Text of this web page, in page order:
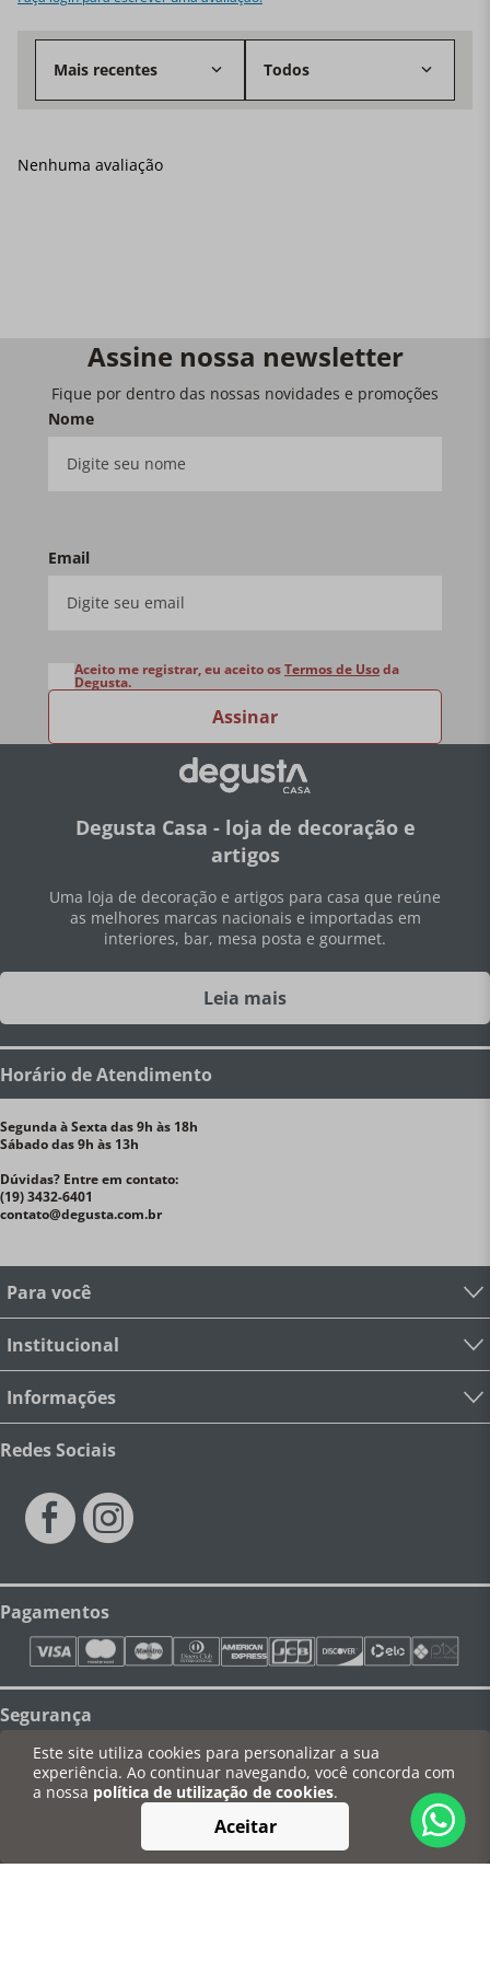
Este site utiliza cookies para personalizar a sua
experiência. Ao continuar navegando, você concorda com
a nossa política de utilização de cookies.
Aceitar
Mais recentes Todos
Nenhuma avaliação
Assine nossa newsletter
Fique por dentro das nossas novidades e promoções
Nome
Email
Assinar
Aceito me registrar, eu aceito osTermos de Usoda
Degusta.
Degusta Casa - loja de decoração e
artigos
Uma loja de decoração e artigos para casa que reúne
as melhores marcas nacionais e importadas em
interiores, bar, mesa posta e gourmet.
Leia mais
Horário de Atendimento
Segunda à Sexta das 9h às 18h
Sábado das 9h às 13h
Dúvidas? Entre em contato:
(19) 3432-6401
contato@degusta.com.br
Para você
Institucional
Informações
Redes Sociais
Pagamentos
Segurança